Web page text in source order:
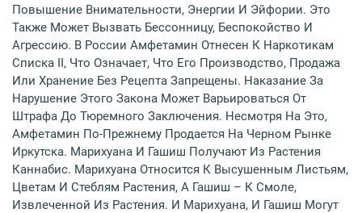
Повышение Внимательности, Энергии И Эйфории. Это
Также Может Вызвать Бессонницу, Беспокойство И
Агрессию. В России Амфетамин Отнесен К Наркотикам
Списка II, Что Означает, Что Его Производство, Продажа
Или Хранение Без Рецепта Запрещены. Наказание За
Нарушение Этого Закона Может Варьироваться От
Штрафа До Тюремного Заключения. Несмотря На Это,
Амфетамин По-Прежнему Продается На Черном Рынке
Иркутска. Марихуана И Гашиш Получают Из Растения
Каннабис. Марихуана Относится К Высушенным Листьям,
Цветам И Стеблям Растения, А Гашиш – К Смоле,
Извлеченной Из Растения. И Марихуана, И Гашиш Могут